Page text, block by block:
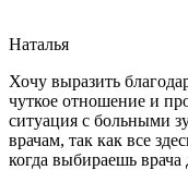
Наталья
Хочу выразить
чуткое отношение и
ситуация с больными
врачам, так как все
когда выбираешь